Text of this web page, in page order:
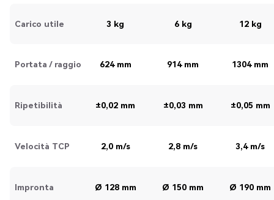
Carico utile
Portata / raggio
Ripetibilità
Velocità TCP
Impronta
3 kg
624 mm
±0,02 mm
2,0 m/s
Ø 128 mm
6 kg
914 mm
±0,03 mm
2,8 m/s
Ø 150 mm
12 kg
1304 mm
±0,05 mm
3,4 m/s
Ø 190 mm